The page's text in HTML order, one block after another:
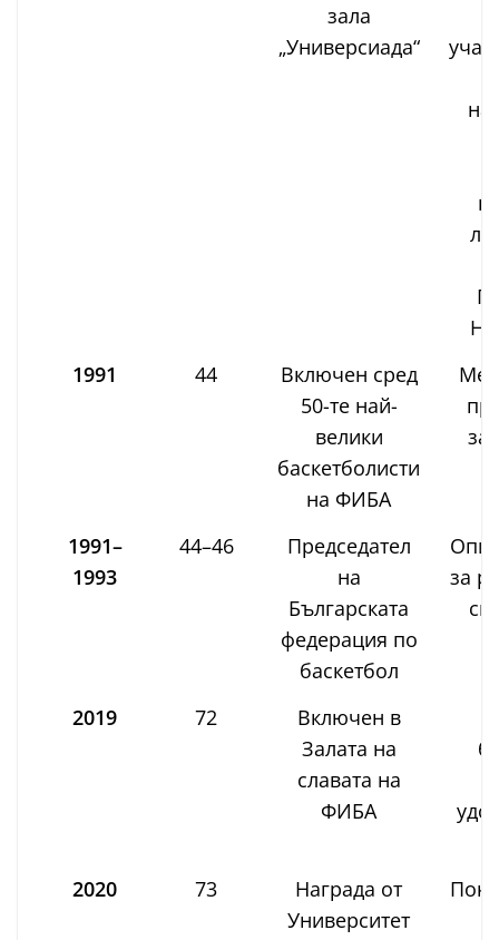
зала
„Универсиада“
1991
44
Включен сред
50-те най-
велики
баскетболисти
на ФИБА
1991–
1993
44–46
Председател
на
Българската
федерация по
баскетбол
за
2019 72
Включен в
Залата на
славата на
ФИБА
2020 73
Награда от
Университет